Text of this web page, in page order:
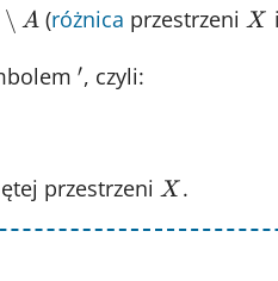
∖ A (różnica przestrzeniX
X
'′, czyli:
przestrzeni X
X .